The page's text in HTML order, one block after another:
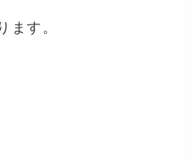
ます。